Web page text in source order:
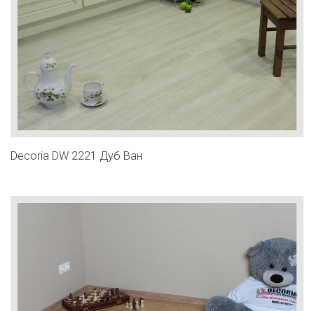
Decoria DW 2221 Дуб Ван